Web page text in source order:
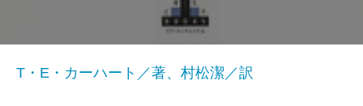
T・E・カーハート／著、村松潔／訳